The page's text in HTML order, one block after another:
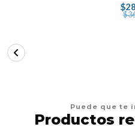
Puede que te
Productos